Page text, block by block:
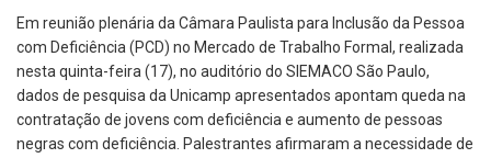
Em reunião plenária da Câmara Paulista para Inclusão da Pessoa
com Deficiência (PCD) no Mercado de Trabalho Formal, realizada
nesta quinta-feira (17), no auditório do SIEMACO São Paulo,
dados de pesquisa da Unicamp apresentados apontam queda na
contratação de jovens com deficiência e aumento de pessoas
negras com deficiência. Palestrantes afirmaram a necessidade de